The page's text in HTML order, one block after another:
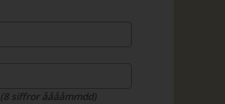
(8 siffror ååååmmdd)